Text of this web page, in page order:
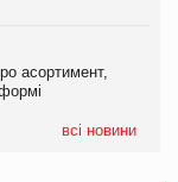
асортимент,
всі новини
асортимент,